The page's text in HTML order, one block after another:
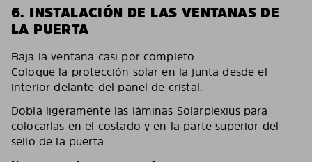
6. INSTALACIÓN DE LAS VENTANAS DE
LA PUERTA
Baja la ventana casi por completo.
Coloque la protección solar en la junta desde el
interior delante del panel de cristal.
Dobla ligeramente las láminas Solarplexius para
colocarlas en el costado y en la parte superior del
sello de la puerta.